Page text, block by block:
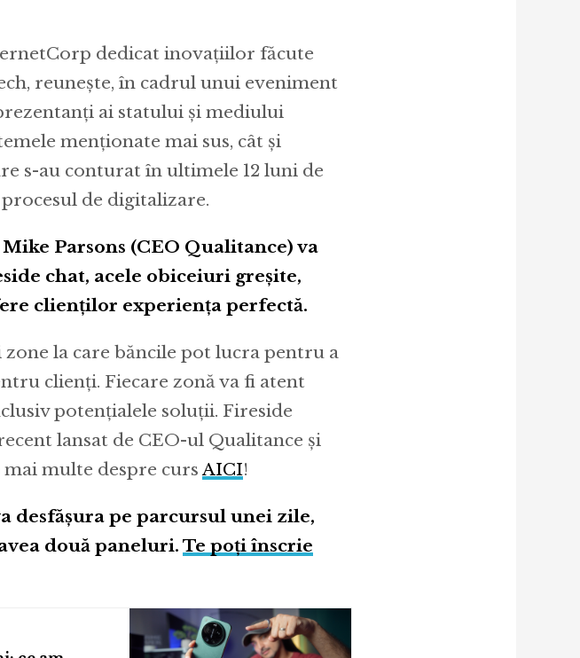
dedicat inovațiilor făcute
reunește, în cadrul unui eveniment
ai statului și mediului
menționate mai sus, cât și
s-au conturat în ultimele 12 luni de
de digitalizare.
Parsons (CEO Qualitance) va
chat, acele obiceiuri greșite,
clienților experiența perfectă.
la care băncile pot lucra pentru a
clienți. Fiecare zonă va fi atent
potențialele soluții. Fireside
lansat de CEO-ul Qualitance și
mai multe despre cursAICI!
desfășura pe parcursul unei zile,
două paneluri. Te poți înscrie